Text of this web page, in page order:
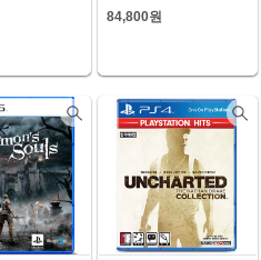
84,800원